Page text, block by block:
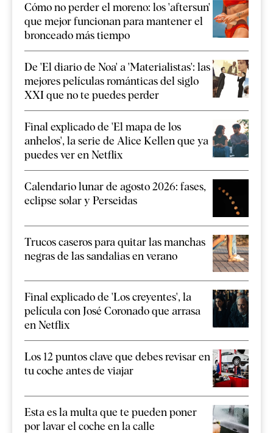
Cómo no perder el moreno: los 'aftersun'
que mejor funcionan para mantener el
bronceado más tiempo
De 'El diario de Noa' a 'Materialistas': las
mejores películas románticas del siglo
XXI que no te puedes perder
Final explicado de 'El mapa de los
anhelos', la serie de Alice Kellen que ya
puedes ver en Netflix
Calendario lunar de agosto 2026: fases,
eclipse solar y Perseidas
Trucos caseros para quitar las manchas
negras de las sandalias en verano
Final explicado de 'Los creyentes', la
película con José Coronado que arrasa
en Netflix
Los 12 puntos clave que debes revisar en
tu coche antes de viajar
Esta es la multa que te pueden poner
por lavar el coche en la calle